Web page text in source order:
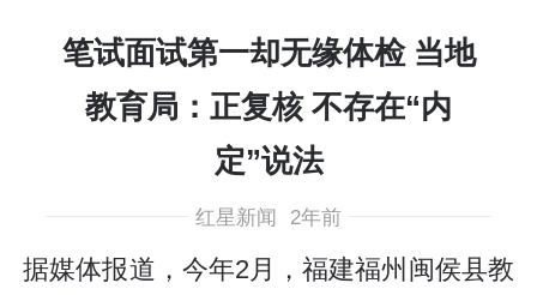
笔试面试第一却无缘体检 当地
教育局：正复核 不存在“内
定”说法
红星新闻 2年前
据媒体报道，今年2月，福建福州闽侯县教